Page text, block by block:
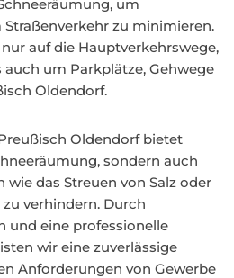
um
zu minimieren.
auf die Hauptverkehrswege,
um Parkplätze, Gehwege
Oldendorf.
Oldendorf bietet
sondern auch
wie das Streuen von Salz oder
verhindern. Durch
und eine professionelle
wir eine zuverlässige
Anforderungen von Gewerbe